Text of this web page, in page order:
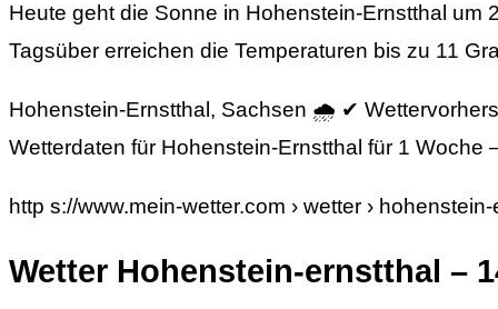
Heute geht die Sonne in Hohenstein-Ernstthal um
Tagsüber erreichen die Temperaturen bis zu 11
Hohenstein-Ernstthal, Sachsen 🌧️ ✔
Wetterdaten für Hohenstein-Ernstthal für 1 Woche
http s://www.mein-wetter.com › wetter ›
Wetter Hohenstein-ernstthal –